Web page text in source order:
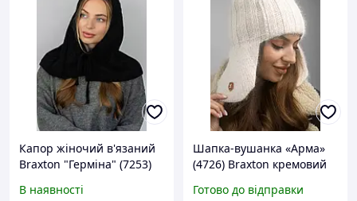
Капор жіночий в'язаний
Braxton "Герміна" (7253)
В наявності
Шапка-вушанка «Арма»
(4726) Braxton кремовий
Готово до відправки